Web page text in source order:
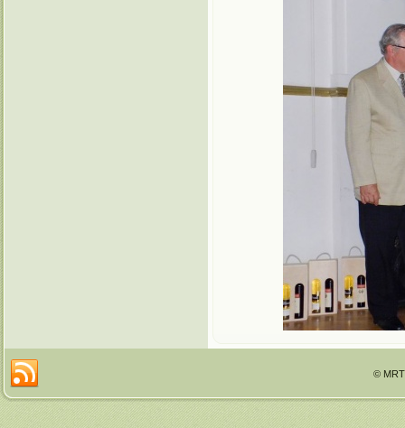
©